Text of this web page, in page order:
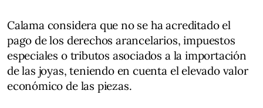
Calama considera que no se ha acreditado el
pago de los derechos arancelarios, impuestos
especiales o tributos asociados a la importación
de las joyas, teniendo en cuenta el elevado valor
económico de las piezas.